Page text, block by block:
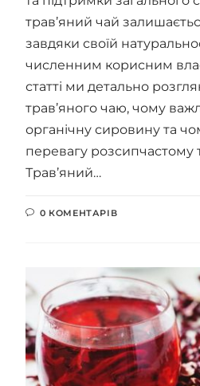
трав’яний чай
завдяки своїй
численним корисним
статті ми детально
трав’яного чаю, чому
органічну сировину та
перевагу розсипчастому
Трав’яний…
0 КОМЕНТАРІВ